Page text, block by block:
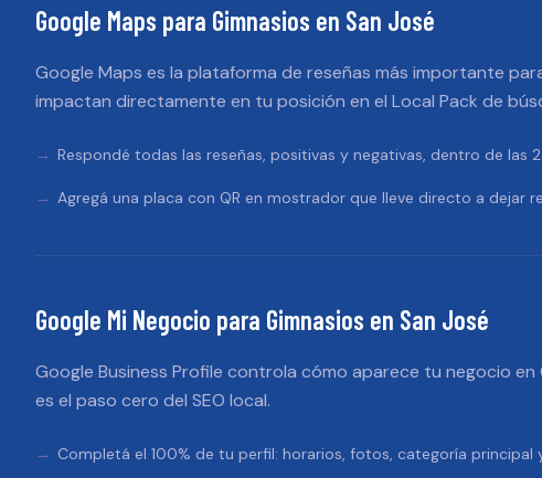
Google Maps para Gimnasios en San José
Google Maps es la plataforma de reseñas más importante
impactan directamente en tu posición en el Local Pack de
Respondé todas las reseñas, positivas y negativas, dentro de las
Agregá una placa con QR en mostrador que lleve directo a dejar
Google Mi Negocio para Gimnasios en San José
Google Business Profile controla cómo aparece tu negocio en
es el paso cero del SEO local.
Completá el 100% de tu perfil: horarios, fotos, categoría principal